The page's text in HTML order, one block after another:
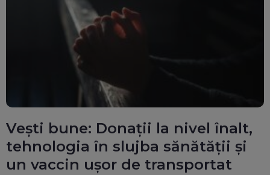
Vești bune: Donații la nivel înalt,
tehnologia în slujba sănătății și
un vaccin ușor de transportat